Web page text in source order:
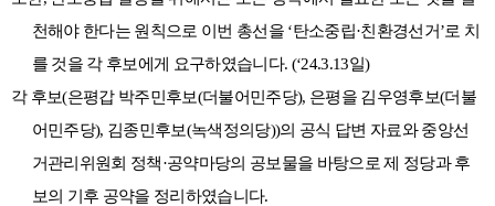
천해야 한다는 원칙으로 이번 총선을 ‘탄소중립·친환경선거’로 치
를 것을 각 후보에게 요구하였습니다. (‘24.3.13일)
각 후보(은평갑 박주민 후보(더불어민주당), 은평을 김우영후보(더불
어민주당), 김종민 후보(녹색정의당))의 공식 답변 자료와 중앙선
거관리위원회 정책·공약마당의 공보물을 바탕으로 제 정당과 후
보의 기후 공약을 정리하였습니다.